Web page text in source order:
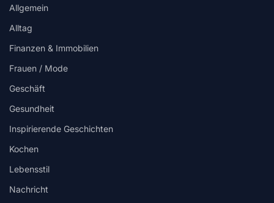
Allgemein
Alltag
Finanzen & Immobilien
Frauen / Mode
Geschäft
Gesundheit
Inspirierende Geschichten
Kochen
Lebensstil
Nachricht